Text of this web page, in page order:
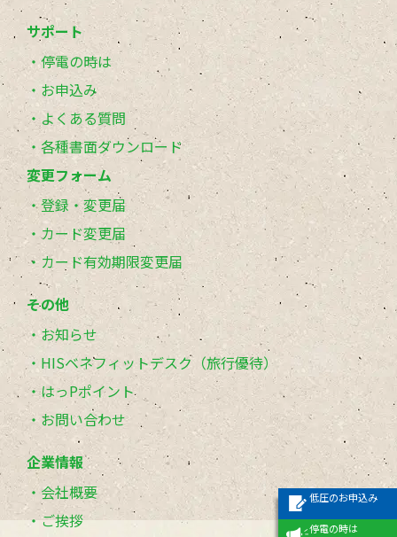
サポート
停電の時は
お申込み
よくある質問
各種書面ダウンロード
変更フォーム
登録・変更届
カード変更届
カード有効期限変更届
その他
お知らせ
HISベネフィットデスク（旅行優待）
はっPポイント
お問い合わせ
企業情報
会社概要
ご挨拶
低圧のお申込み
停電の時は